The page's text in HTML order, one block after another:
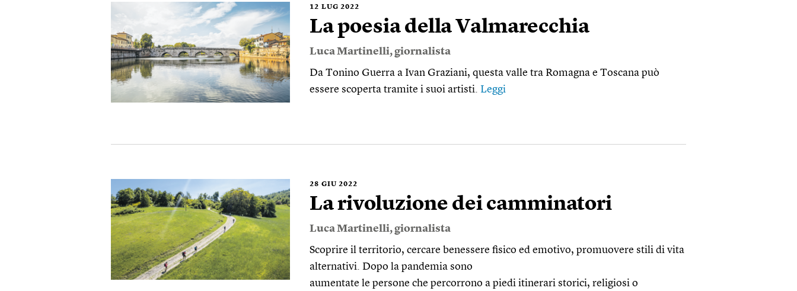
12 LUG 2022
La poesia della Valmarecchia
Luca Martinelli, giornalista
Da Tonino Guerra a Ivan Graziani, questa valle tra Romagna e Toscana può
essere scoperta tramite i suoi artisti. Leggi
28 GIU 2022
La rivoluzione dei camminatori
Luca Martinelli, giornalista
Scoprire il territorio, cercare benessere fisico ed emotivo, promuovere stili di vita
alternativi. Dopo la pandemia sono
aumentate le persone che percorrono a piedi itinerari storici, religiosi o